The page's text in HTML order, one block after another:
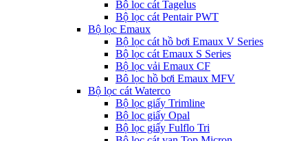
Bộ lọc cát Tagelus
Bộ lọc cát Pentair PWT
Bộ lọc Emaux
Bộ lọc cát hồ bơi Emaux V Series
Bộ lọc cát Emaux S Series
Bộ lọc vải Emaux CF
Bô lọc hồ bơi Emaux MFV
Bộ lọc cát Waterco
Bộ lọc giấy Trimline
Bộ lọc giấy Opal
Bộ lọc giấy Fulflo Tri